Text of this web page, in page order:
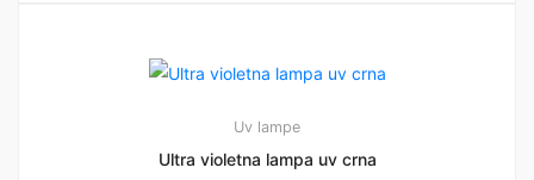
Uv lampe
Ultra violetna lampa uv crna